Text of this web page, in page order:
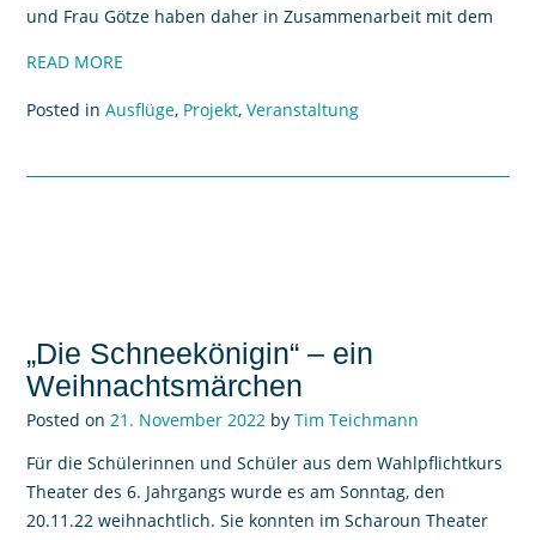
und Frau Götze haben daher in Zusammenarbeit mit dem
READ MORE
Posted in Ausflüge, Projekt, Veranstaltung
„Die Schneekönigin“ – ein
Weihnachtsmärchen
Posted on 21. November 2022 by Tim Teichmann
Für die Schülerinnen und Schüler aus dem Wahlpflichtkurs
Theater des 6. Jahrgangs wurde es am Sonntag, den
20.11.22 weihnachtlich. Sie konnten im Scharoun Theater